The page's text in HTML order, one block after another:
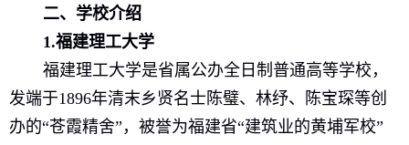
二、学校介绍
1.福建理工大学
福建理工大学是省属公办全日制普通高等学校，
发端于1896年清末乡贤名士陈璧、林纾、陈宝琛等创
办的“苍霞精舍” ， 被誉为福建省“建筑业的黄埔军校”